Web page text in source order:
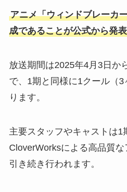
アニメ「ウィンドブレーカ
成であることが公式から発
放送期間は2025年4月3日か
で、1期と同様に1クール（
ります。
主要スタッフやキャストは1
CloverWorksによる高品質
引き続き行われます。